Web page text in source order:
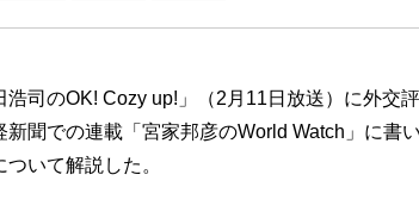
浩司のOK! Cozy up!」（2月11日放送）に外交
聞での連載「宮家邦彦のWorld Watch」に書
いて解説した。